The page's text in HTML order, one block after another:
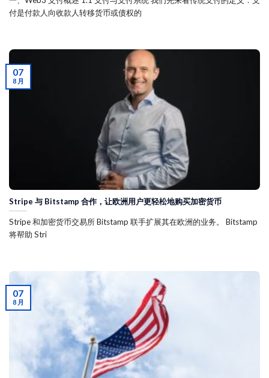
付是付款人向收款人转移货币或债权的
Stripe 与 Bitstamp 合作，让欧洲用户更轻松地购买加密货币
Stripe 和加密货币交易所 Bitstamp 联手扩展其在欧洲的业务。 Bitstamp
将帮助 Stri
07
8 月
07
8 月